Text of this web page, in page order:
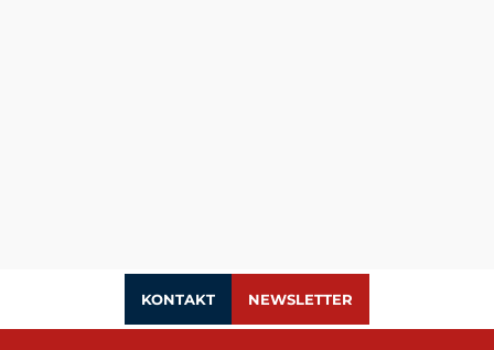
KONTAKT NEWSLETTER